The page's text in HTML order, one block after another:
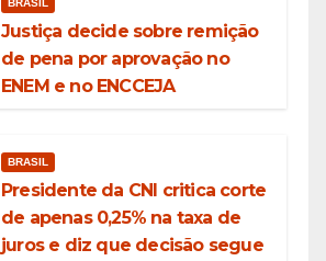
BRASIL
Justiça decide sobre remição
de pena por aprovação no
ENEM e no ENCCEJA
BRASIL
Presidente da CNI critica corte
de apenas 0,25% na taxa de
juros e diz que decisão segue